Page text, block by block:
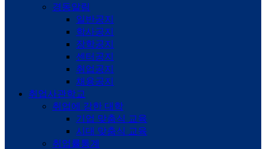
경동알림
일반공지
학사공지
장학공지
센터공지
취업공지
채용공지
취업사관학교
취업에 강한 대학
기업 맞춤식 교육
시대 맞춤식 교육
취업률통계